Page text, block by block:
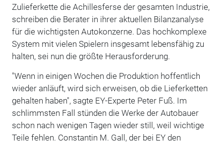
Zulieferkette die Achillesferse der gesamten Industrie,
schreiben die Berater in ihrer aktuellen Bilanzanalyse
für die wichtigsten Autokonzerne. Das hochkomplexe
System mit vielen Spielern insgesamt lebensfähig zu
halten, sei nun die größte Herausforderung.
"Wenn in einigen Wochen die Produktion hoffentlich
wieder anläuft, wird sich erweisen, ob die Lieferketten
gehalten haben", sagte EY-Experte Peter Fuß. Im
schlimmsten Fall stünden die Werke der Autobauer
schon nach wenigen Tagen wieder still, weil wichtige
Teile fehlen. Constantin M. Gall, der bei EY den